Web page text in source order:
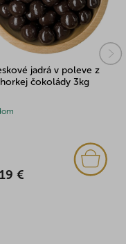
jadrá v poleve z
horkej čokolády 3kg
€